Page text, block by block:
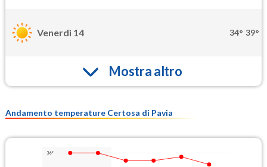
Venerdì 14 34° 39°
Mostra altro
Andamento temperature Certosa di Pavia
36°